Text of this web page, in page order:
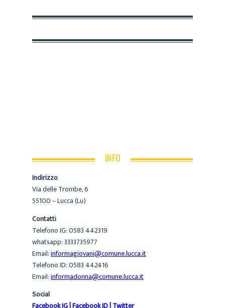
INFO
Indirizzo
Via delle Trombe, 6
55100 – Lucca (Lu)
Contatti
Telefono IG: 0583 442319
whatsapp: 3333735977
Email:informagiovani@comune.lucca.it
Telefono ID: 0583 442416
Email:informadonna@comune.lucca.it
Social